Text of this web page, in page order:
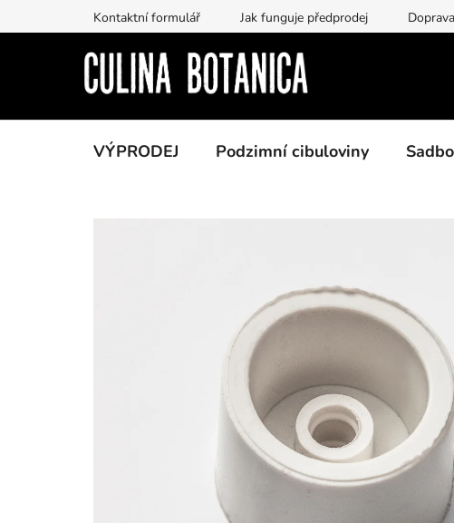
na
Kontaktní formulář Jak funguje předprodej
VÝPRODEJ Podzimní cibuloviny